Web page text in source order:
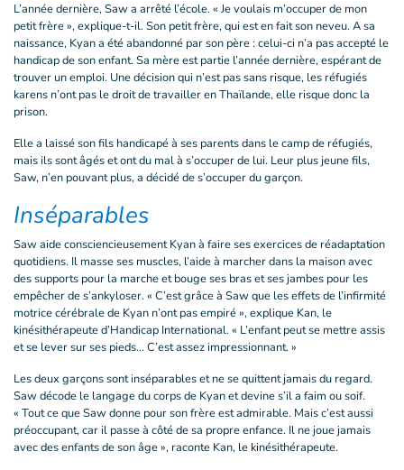
L’année dernière, Saw a arrêté l’école. « Je voulais m’occuper de mon
petit frère », explique-t-il. Son petit frère, qui est en fait son neveu. A sa
naissance, Kyan a été abandonné par son père : celui-ci n’a pas accepté le
handicap de son enfant. Sa mère est partie l’année dernière, espérant de
trouver un emploi. Une décision qui n’est pas sans risque, les réfugiés
karens n’ont pas le droit de travailler en Thaïlande, elle risque donc la
prison.
Elle a laissé son fils handicapé à ses parents dans le camp de réfugiés,
mais ils sont âgés et ont du mal à s’occuper de lui. Leur plus jeune fils,
Saw, n’en pouvant plus, a décidé de s’occuper du garçon.
Inséparables
Saw aide consciencieusement Kyan à faire ses exercices de réadaptation
quotidiens. Il masse ses muscles, l’aide à marcher dans la maison avec
des supports pour la marche et bouge ses bras et ses jambes pour les
empêcher de s’ankyloser. « C’est grâce à Saw que les effets de l’infirmité
motrice cérébrale de Kyan n’ont pas empiré », explique Kan, le
kinésithérapeute d’Handicap International. « L’enfant peut se mettre assis
et se lever sur ses pieds... C’est assez impressionnant. »
Les deux garçons sont inséparables et ne se quittent jamais du regard.
Saw décode le langage du corps de Kyan et devine s’il a faim ou soif.
« Tout ce que Saw donne pour son frère est admirable. Mais c’est aussi
préoccupant, car il passe à côté de sa propre enfance. Il ne joue jamais
avec des enfants de son âge », raconte Kan, le kinésithérapeute.